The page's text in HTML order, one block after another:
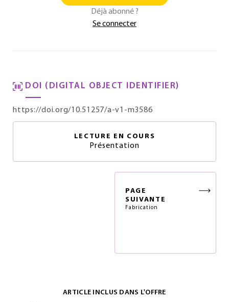
Déjà abonné ?
Se connecter
DOI (DIGITAL OBJECT IDENTIFIER)
https://doi.org/10.51257/a-v1-m3586
LECTURE EN COURS
Présentation
PAGE
SUIVANTE
Fabrication
ARTICLE INCLUS DANS L'OFFRE